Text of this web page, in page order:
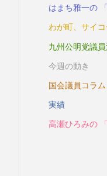
はまち雅一の
わが町、サイコ
九州公明党議
今週の動き
国会議員コラム
実績
高瀬ひろみの